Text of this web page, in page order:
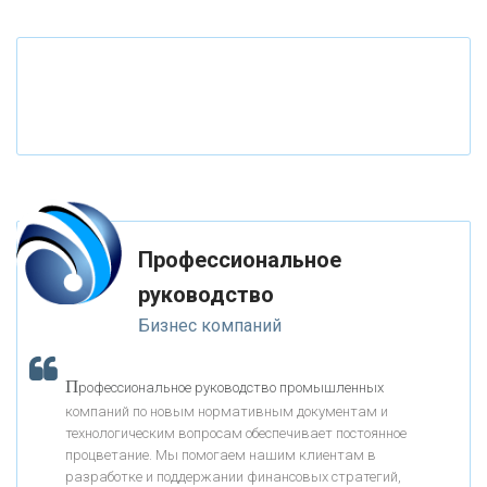
«ФК ОТКРЫТИЕ»
«ЗАПСИБКОМБАНК»
«РОСЕВРОБАНК»
«ПРЕСС-СЛУЖБА ВТБ24»
«АВТОГРАДБАНК»
Профессиональное
руководство
Бизнес компаний
Профессиональное руководство промышленных
компаний по новым нормативным документам и
технологическим вопросам обеспечивает постоянное
процветание. Мы помогаем нашим клиентам в
разработке и поддержании финансовых стратегий,